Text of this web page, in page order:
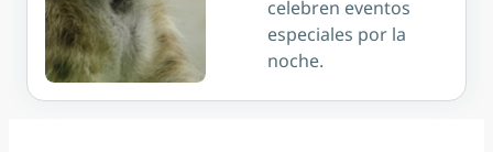
celebren eventos
especiales por la
noche.